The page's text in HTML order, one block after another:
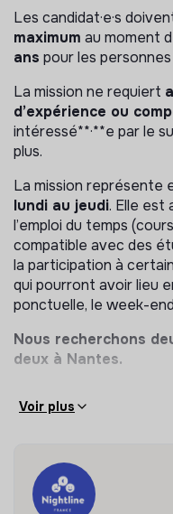
Participer à la vie de
Participer à
l’association (week-
end de cohésion
Des missions
avec tes intérêts et
l’association (porte
Tu pourras proposer
d’ateliers,
sont les bienvenues !
Infos et
civique.gouv.fr/
promouvoir-la-
etudiants-et-des-
6a1496004937e-
Les candidat·e·s
maximum au moment
ans pour les
La mission ne requiert
d’expérience ou
intéressé**·**e par le
plus.
La mission représente
lundi au jeudi. Elle est
l’emploi du temps
compatible avec des
la participation à
qui pourront avoir lieu
ponctuelle, le week-
Nous recherchons
deux à Nantes.
Voir plus